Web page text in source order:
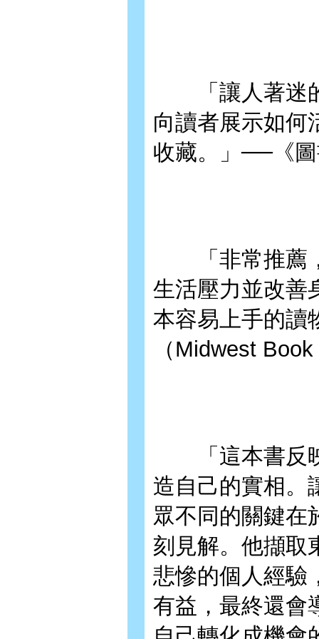
「讓人著迷
向讀者展示如何
收藏。」──《
「非常推薦，
生活壓力並改善
本容易上手的讀
（Midwest
「這本書反映
造自己的實相。
眾不同的關鍵在
刻見解。他擷取
悲慘的個人經驗
有益，最終還會